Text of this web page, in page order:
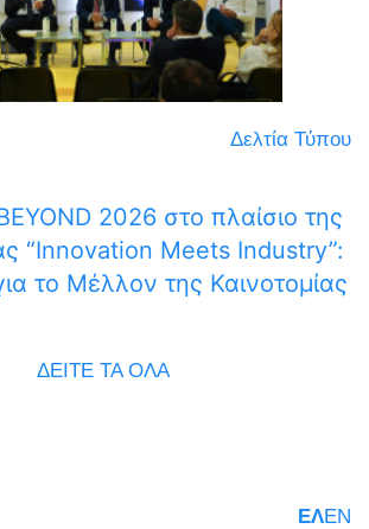
Δελτία Τύπου
2026 στο πλαίσιο της
“Innovation Meets Industry”:
το Μέλλον της Καινοτομίας
ΔΕΙΤΕ ΤΑ ΟΛΑ
ΕΛEN